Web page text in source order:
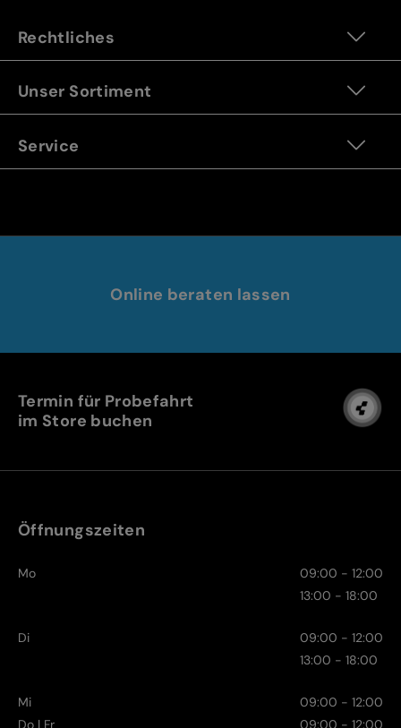
Rechtliches
Unser Sortiment
Service
Online beraten lassen
Termin für Probefahrt
im Store buchen
Öffnungszeiten
Mo
09:00 - 12:00
13:00 - 18:00
Di
09:00 - 12:00
13:00 - 18:00
Mi
09:00 - 12:00
Do | Fr
09:00 - 12:00